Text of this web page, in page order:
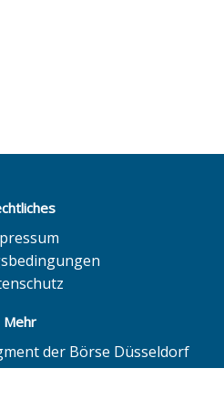
Mehr
der Börse Düsseldorf
der Börse Düsseldorf